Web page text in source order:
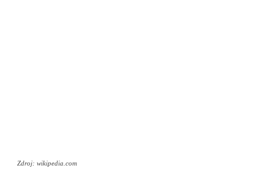
Zdroj: wikipedia.com